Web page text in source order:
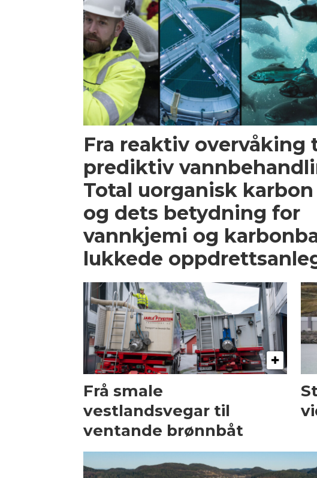
Fra reaktiv overvåking
prediktiv
Total uorganisk karbon
og dets betydning for
vannkjemi og
lukkede
Frå smale
vestlandsvegar til
ventande brønnbåt